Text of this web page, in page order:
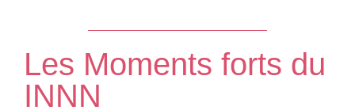
Les Moments forts du
INNN